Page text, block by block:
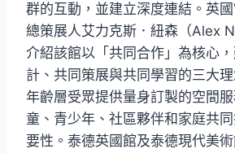
群的互動，並建立深度連結。英
總策展人艾力克斯．紐森（Alex
介紹該館以「共同合作」為核心
計、共同策展與共同學習的三大
年齡層受眾提供量身訂製的空間
童、青少年、社區夥伴和家庭共
要性。泰德英國館及泰德現代美